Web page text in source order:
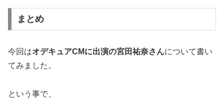
まとめ
今回はオデキュアCMに出演の宮田祐奈さんについて書い
てみました。
という事で、